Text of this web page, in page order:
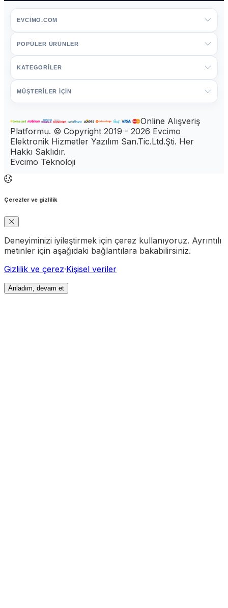
EVCIMO.COM
POPÜLER ÜRÜNLER
KATEGORİLER
MÜŞTERİLER İÇİN
Online Alışveriş
Platformu. © Copyright 2019 - 2026 Evcimo
Elektronik Hizmetler Yazılım San.Tic.Ltd.Şti. Her
Hakkı Saklıdır.
Evcimo Teknoloji
Çerezler ve gizlilik
Deneyiminizi iyileştirmek için çerez kullanıyoruz. Ayrıntılı
metinler için aşağıdaki bağlantılara bakabilirsiniz.
Gizlilik ve çerez·Kişisel veriler
Anladım, devam et